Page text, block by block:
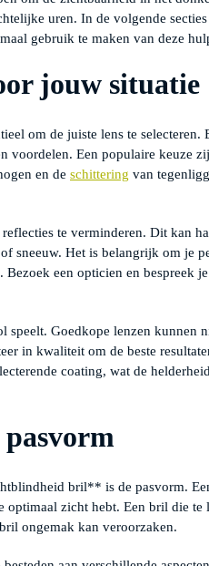
uren. In de volgende secties
gebruik te maken van deze
jouw situatie
om de juiste lens te selecteren.
voordelen. Een populaire keuze
en de schittering van
te verminderen. Dit kan
sneeuw. Het is belangrijk om je
een opticien en bespreek
speelt. Goedkope lenzen kunnen
in kwaliteit om de beste
coating, wat de
bril** is de pasvorm.
zicht hebt. Een bril die te
ongemak kan veroorzaken.